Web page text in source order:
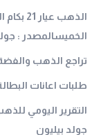
الذهب
الخميسالمصدر :
تراجع الذهب
طلبات اعانات
جولد بيليون